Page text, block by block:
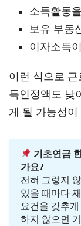
소득활동
보유 부동
이자소득
이런 식으로
득인정액도 낮
게 될 가능성
기초연금
가요?
전혀 그렇지
있을 때마다
요건을 갖추
하지 않으면